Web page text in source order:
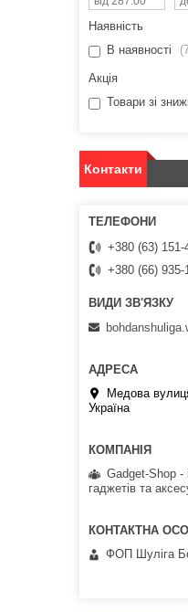
Наявність
В наявності
Акція
Товари зі
Контакти
+380 (63) 151-
+380 (66) 935-
Медова
Україна
Gadget-Shop -
гаджетів та
ФОП Шуліга